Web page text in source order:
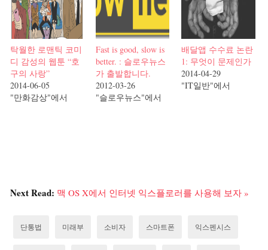
탁월한 로맨틱 코미
디 감성의 웹툰 “호
구의 사랑”
2014-06-05
"만화감상"에서
Fast is good, slow is
better. : 슬로우뉴스
가 출발합니다.
2012-03-26
"슬로우뉴스"에서
배달앱 수수료 논란
1: 무엇이 문제인가
2014-04-29
"IT일반"에서
Next Read: 맥 OS X에서 인터넷 익스플로러를 사용해 보자 »
단통법 미래부 소비자 스마트폰 익스펜시스